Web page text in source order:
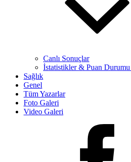
Canlı Sonuçlar
İstatistikler & Puan
Sağlık
Genel
Tüm Yazarlar
Foto Galeri
Video Galeri